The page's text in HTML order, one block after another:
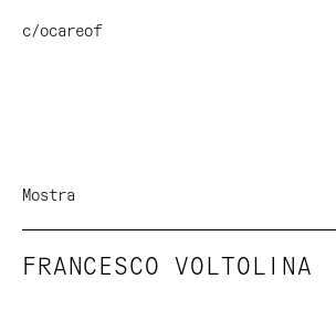
c/ocareof
Mostra
FRANCESCO VOLTOLINA